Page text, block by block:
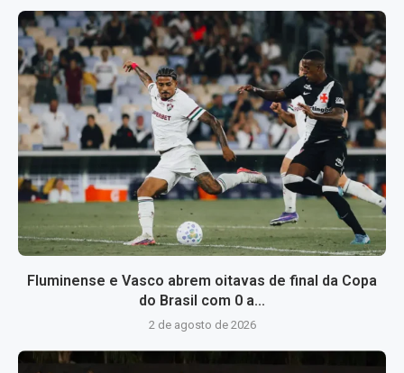
Fluminense e Vasco abrem oitavas de final da Copa
do Brasil com 0 a...
2 de agosto de 2026